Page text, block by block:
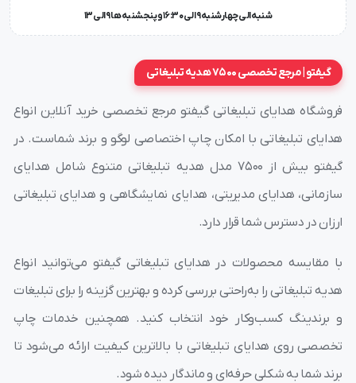
شنبه الی چهارشنبه 9 الی 16:30 و پنجشنبه ها 9 الی 13
گیفتو | مرجع تخصصی 7500 هدیه تبلیغاتی
فروشگاه هدایای تبلیغاتی گیفتو مرجع تخصصی خرید آنلاین انواع
هدایای تبلیغاتی با امکان چاپ اختصاصی لوگو و برند شماست. در
گیفتو بیش از ۷۵۰۰ مدل هدیه تبلیغاتی متنوع شامل هدایای
سازمانی، هدایای مدیریتی، هدایای نمایشگاهی و هدایای تبلیغاتی
ارزان در دسترس شما قرار دارد.
با مقایسه محصولات در هدایای تبلیغاتی گیفتو می‌توانید انواع
هدیه تبلیغاتی را به‌راحتی بررسی کرده و بهترین گزینه را برای تبلیغات
و برندینگ کسب‌وکار خود انتخاب کنید. همچنین خدمات چاپ
تخصصی روی هدایای تبلیغاتی با بالاترین کیفیت ارائه می‌شود تا
برند شما به شکلی حرفه‌ای و ماندگار دیده شود.